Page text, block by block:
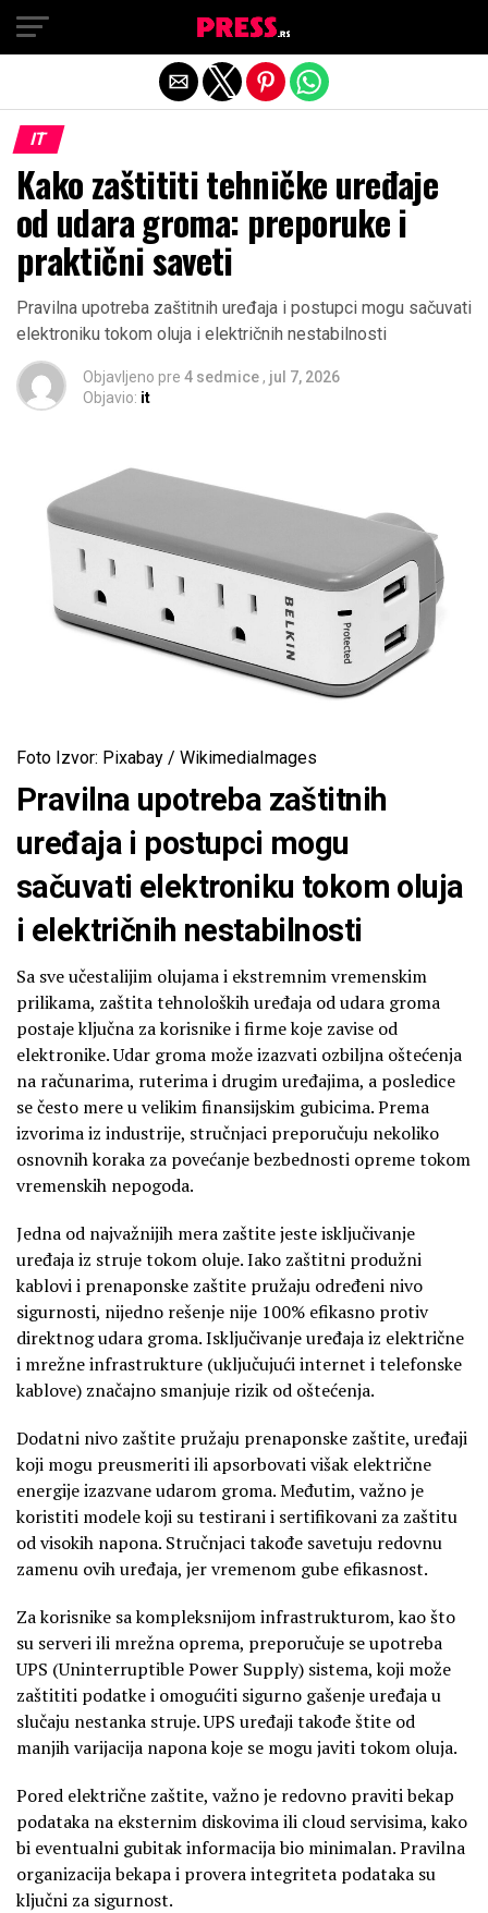
IT
Kako zaštititi tehničke uređaje
od udara groma: preporuke i
praktični saveti
Pravilna upotreba zaštitnih uređaja i postupci mogu sačuvati
elektroniku tokom oluja i električnih nestabilnosti
Objavljeno pre 4 sedmice , jul 7, 2026
Objavio: it
Foto Izvor: Pixabay / WikimediaImages
Pravilna upotreba zaštitnih
uređaja i postupci mogu
sačuvati elektroniku tokom oluja
i električnih nestabilnosti
Sa sve učestalijim olujama i ekstremnim vremenskim
prilikama, zaštita tehnoloških uređaja od udara groma
postaje ključna za korisnike i firme koje zavise od
elektronike. Udar groma može izazvati ozbiljna oštećenja
na računarima, ruterima i drugim uređajima, a posledice
se često mere u velikim finansijskim gubicima. Prema
izvorima iz industrije, stručnjaci preporučuju nekoliko
osnovnih koraka za povećanje bezbednosti opreme tokom
vremenskih nepogoda.
Jedna od najvažnijih mera zaštite jeste isključivanje
uređaja iz struje tokom oluje. Iako zaštitni produžni
kablovi i prenaponske zaštite pružaju određeni nivo
sigurnosti, nijedno rešenje nije 100% efikasno protiv
direktnog udara groma. Isključivanje uređaja iz električne
i mrežne infrastrukture (uključujući internet i telefonske
kablove) značajno smanjuje rizik od oštećenja.
Dodatni nivo zaštite pružaju prenaponske zaštite, uređaji
koji mogu preusmeriti ili apsorbovati višak električne
energije izazvane udarom groma. Međutim, važno je
koristiti modele koji su testirani i sertifikovani za zaštitu
od visokih napona. Stručnjaci takođe savetuju redovnu
zamenu ovih uređaja, jer vremenom gube efikasnost.
Za korisnike sa kompleksnijom infrastrukturom, kao što
su serveri ili mrežna oprema, preporučuje se upotreba
UPS (Uninterruptible Power Supply) sistema, koji može
zaštititi podatke i omogućiti sigurno gašenje uređaja u
slučaju nestanka struje. UPS uređaji takođe štite od
manjih varijacija napona koje se mogu javiti tokom oluja.
Pored električne zaštite, važno je redovno praviti bekap
podataka na eksternim diskovima ili cloud servisima, kako
bi eventualni gubitak informacija bio minimalan. Pravilna
organizacija bekapa i provera integriteta podataka su
ključni za sigurnost.
Exit mobile version